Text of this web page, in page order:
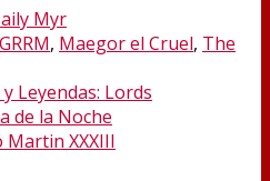
Myr
GRRM, Maegor el Cruel, The
Leyendas: Lords
de la Noche
Martin XXXIII